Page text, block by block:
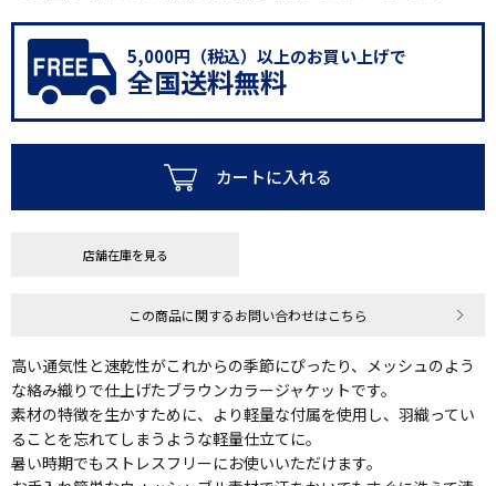
5,000円（税込）以上のお買い上げで
全国送料無料
カートに入れる
店舗在庫を見る
この商品に関するお問い合わせはこちら
高い通気性と速乾性がこれからの季節にぴったり、メッシュのよう
な絡み織りで仕上げたブラウンカラージャケットです。
素材の特徴を生かすために、より軽量な付属を使用し、羽織ってい
ることを忘れてしまうような軽量仕立てに。
暑い時期でもストレスフリーにお使いいただけます。